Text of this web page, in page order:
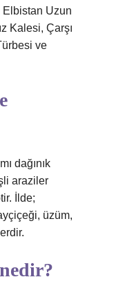
Elbistan Uzun
Kalesi, Çarşı
ve
dağınık
araziler
İlde;
üzüm,